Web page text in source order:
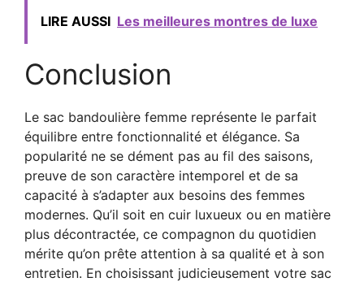
LIRE AUSSI Les meilleures montres de luxe
Conclusion
Le sac bandoulière femme représente le parfait
équilibre entre fonctionnalité et élégance. Sa
popularité ne se dément pas au fil des saisons,
preuve de son caractère intemporel et de sa
capacité à s’adapter aux besoins des femmes
modernes. Qu’il soit en cuir luxueux ou en matière
plus décontractée, ce compagnon du quotidien
mérite qu’on prête attention à sa qualité et à son
entretien. En choisissant judicieusement votre sac